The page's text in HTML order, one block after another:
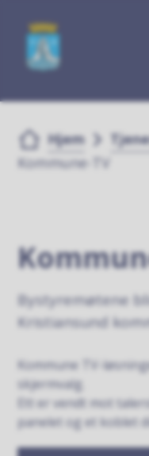
Forsiden
Du er her:
Hjem
Kommune-TV
Bystyremøtene
Kristiansund
Kommune TV-
skjermvalg.
Ett er vendt mot
panelet og et koblet